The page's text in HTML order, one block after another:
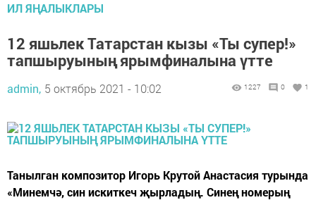
ИЛ ЯҢАЛЫКЛАРЫ
12 яшьлек Татарстан кызы «Ты супер!»
тапшыруының ярымфиналына үтте
admin, 5 октябрь 2021 - 10:02 1227 0 1
Танылган композитор Игорь Крутой Анастасия турында
«Минемчә, син искиткеч җырладың. Синең номерың